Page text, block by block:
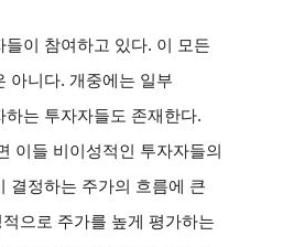
들이 참여하고 있다. 이 모든
아니다. 개중에는 일부
는 투자자들도 존재한다.
이들 비이성적인 투자자들의
결정하는 주가의 흐름에 큰
적으로 주가를 높게 평가하는